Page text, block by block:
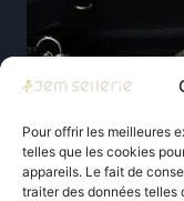
Pour offrir les meilleures
telles que les cookies
appareils. Le fait de
traiter des données telles